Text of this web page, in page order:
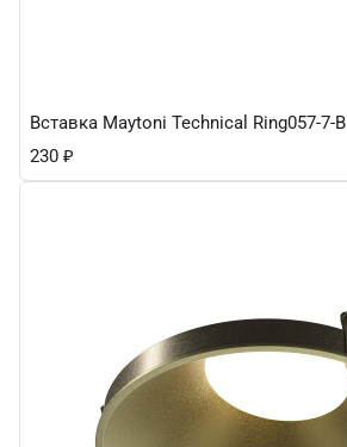
Вставка Maytoni Technical Ring057-7-B
230 ₽